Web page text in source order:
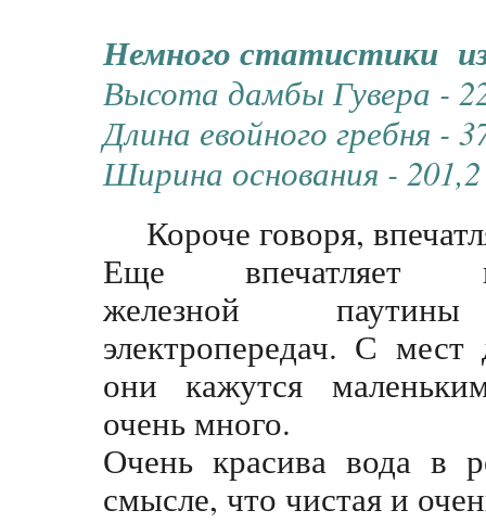
Немного статистики
Высота дамбы Гувера -
Длина евойного гребня -
Ширина основания -
Короче говоря,
Еще впечатляет
железной
электропередач. С мест
они кажутся
очень много.
Очень красива вода в
смысле, что чистая и